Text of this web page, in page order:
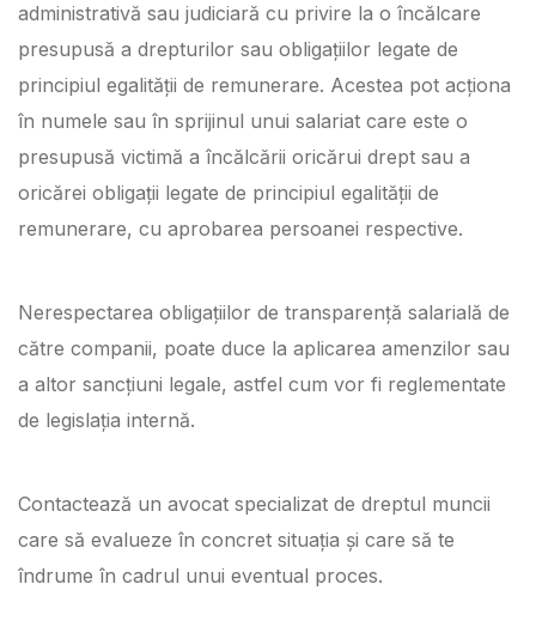
administrativă sau judiciară cu privire la o încălcare
presupusă a drepturilor sau obligațiilor legate de
principiul egalității de remunerare. Acestea pot acționa
în numele sau în sprijinul unui salariat care este o
presupusă victimă a încălcării oricărui drept sau a
oricărei obligații legate de principiul egalității de
remunerare, cu aprobarea persoanei respective.
Nerespectarea obligațiilor de transparență salarială de
către companii, poate duce la aplicarea amenzilor sau
a altor sancțiuni legale, astfel cum vor fi reglementate
de legislația internă.
Contactează un avocat specializat de dreptul muncii
care să evalueze în concret situația și care să te
îndrume în cadrul unui eventual proces.